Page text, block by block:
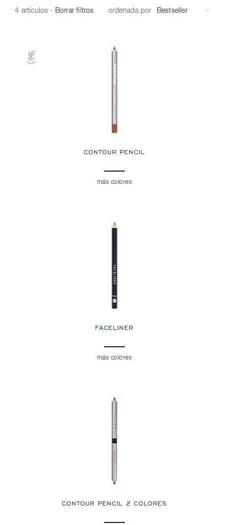
4 artículos - Borrar filtros ordenada por
CONTOUR PENCIL
más colores
FACELINER
más colores
CONTOUR PENCIL 2 COLORES